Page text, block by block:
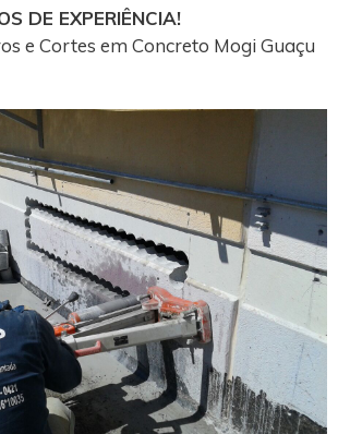
DE EXPERIÊNCIA!
e Cortes em Concreto Mogi Guaçu